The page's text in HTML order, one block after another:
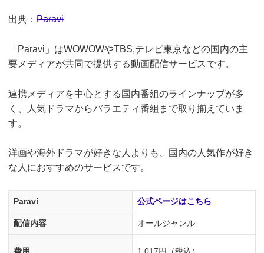
出典： Paravi
「Paravi」はWOWOWやTBS,テレビ東京などの国内の主
要メディアが共同で提供する動画配信サービスです。
連携メディアを中心とする国内番組のラインナップが多
く、人気ドラマからバラエティ番組まで取り揃えていま
す。
洋画や海外ドラマが好きな人よりも、国内の人気作が好き
な人におすすめのサービスです。
Paravi 公式ページはこちら
配信内容 オールジャンル
費用 1,017円（税込）